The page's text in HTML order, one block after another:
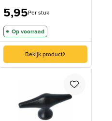
5op 5
gebaseerd
op
klantbeoordelingen
5,95Per stuk
Op voorraad
Bekijk product